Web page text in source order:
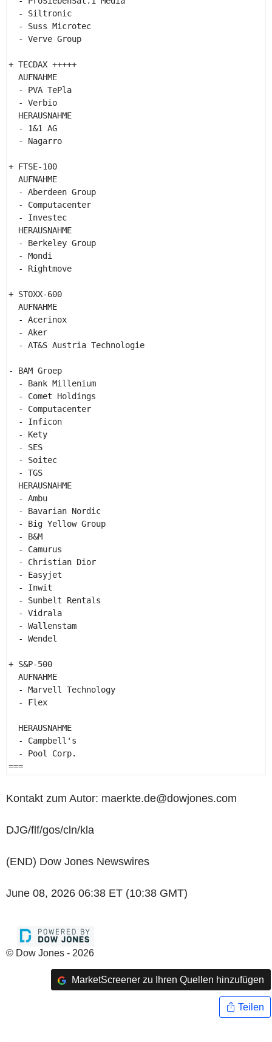
  - Siltronic
  - Suss Microtec
  - Verve Group
+ TECDAX +++++
  AUFNAHME
  - PVA TePla
  - Verbio
  HERAUSNAHME
  - 1&1 AG
  - Nagarro
+ FTSE-100
  AUFNAHME
  - Aberdeen Group
  - Computacenter
  - Investec
  HERAUSNAHME
  - Berkeley Group
  - Mondi
  - Rightmove
+ STOXX-600
  AUFNAHME
  - Acerinox
  - Aker
  - AT&S Austria Technologie
- BAM Groep
  - Bank Millenium
  - Comet Holdings
  - Computacenter
  - Inficon
  - Kety
  - SES
  - Soitec
  - TGS
  HERAUSNAHME
  - Ambu
  - Bavarian Nordic
  - Big Yellow Group
  - B&M
  - Camurus
  - Christian Dior
  - Easyjet
  - Inwit
  - Sunbelt Rentals
  - Vidrala
  - Wallenstam
  - Wendel
+ S&P-500
  AUFNAHME
  - Marvell Technology
  - Flex
  HERAUSNAHME
  - Campbell's
  - Pool Corp.
===
Kontakt zum Autor: maerkte.de@dowjones.com
DJG/flf/gos/cln/kla
(END) Dow Jones Newswires
June 08, 2026 06:38 ET (10:38 GMT)
© Dow Jones - 2026
MarketScreener zu Ihren Quellen hinzufügen
Teilen